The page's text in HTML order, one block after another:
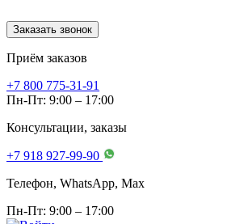
Заказать звонок
Приём заказов
+7 800 775-31-91
Пн-Пт: 9:00 – 17:00
Консультации, заказы
+7 918 927-99-90
Телефон, WhatsApp, Мах
Пн-Пт: 9:00 – 17:00